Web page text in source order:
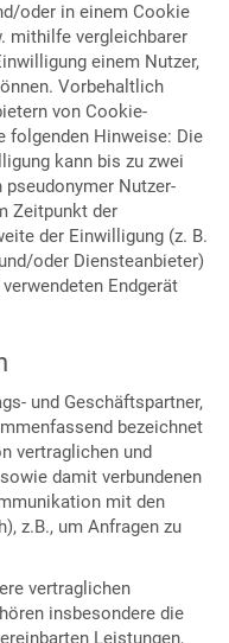
oder in einem Cookie
mithilfe vergleichbarer
einem Nutzer,
Vorbehaltlich
von Cookie-
folgenden Hinweise: Die
kann bis zu zwei
Nutzer-
Zeitpunkt der
der Einwilligung (z. B.
oder Diensteanbieter)
Endgerät
und Geschäftspartner,
bezeichnet
vertraglichen und
damit verbundenen
mit den
z.B., um Anfragen zu
vertraglichen
insbesondere die
Leistungen,